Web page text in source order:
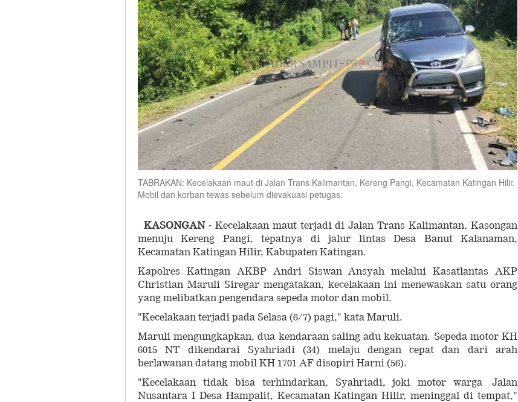
TABRAKAN: Kecelakaan maut di Jalan Trans Kalimantan, Kereng Pangi, Kecamatan Katingan Hilir.
Mobil dan korban tewas sebelum dievakuasi petugas.
KASONGAN -Kecelakaan maut terjadi di Jalan Trans Kalimantan, Kasongan
menuju Kereng Pangi, tepatnya di jalur lintas Desa Banut Kalanaman,
Kecamatan Katingan Hilir, Kabupaten Katingan.
Kapolres Katingan AKBP Andri Siswan Ansyah melalui Kasatlantas AKP
Christian Maruli Siregar mengatakan, kecelakaan ini menewaskan satu orang
yang melibatkan pengendara sepeda motor dan mobil.
"Kecelakaan terjadi pada Selasa (6/7) pagi," kata Maruli.
Maruli mengungkapkan, dua kendaraan saling adu kekuatan. Sepeda motor KH
6015 NT dikendarai Syahriadi (34) melaju dengan cepat dan dari arah
berlawanan datang mobil KH 1701 AF disopiri Harni (56).
"Kecelakaan tidak bisa terhindarkan, Syahriadi, joki motor warga Jalan
Nusantara I Desa Hampalit, Kecamatan Katingan Hilir, meninggal di tempat,"